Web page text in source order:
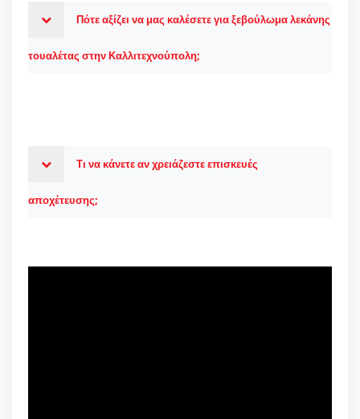
Πότε αξίζει να μας καλέσετε για ξεβούλωμα λεκάνης
τουαλέτας στην Καλλιτεχνούπολη;
Τι να κάνετε αν χρειάζεστε επισκευές
αποχέτευσης;